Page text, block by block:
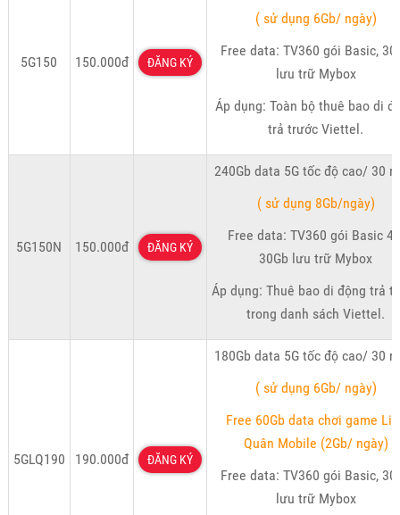
5G150 150.000đ ĐĂNG KÝ
( sử dụng 6Gb/ ngày)
Free data: TV360 gói Basic,
lưu trữ Mybox
Áp dụng: Toàn bộ thuê bao di
trả trước Viettel.
5G150N 150.000đ ĐĂNG KÝ
240Gb data 5G tốc độ cao/ 30
( sử dụng 8Gb/ngày)
Free data: TV360 gói Basic
30Gb lưu trữ Mybox
Áp dụng: Thuê bao di động trả
trong danh sách Viettel.
5GLQ190 190.000đ ĐĂNG KÝ
180Gb data 5G tốc độ cao/ 30
( sử dụng 6Gb/ ngày)
Free 60Gb data chơi game
Quân Mobile (2Gb/ ngày)
Free data: TV360 gói Basic,
lưu trữ Mybox